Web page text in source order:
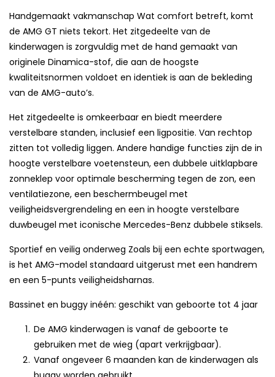
Handgemaakt vakmanschap Wat comfort betreft, komt
de AMG GT niets tekort. Het zitgedeelte van de
kinderwagen is zorgvuldig met de hand gemaakt van
originele Dinamica-stof, die aan de hoogste
kwaliteitsnormen voldoet en identiek is aan de bekleding
van de AMG-auto’s.
Het zitgedeelte is omkeerbaar en biedt meerdere
verstelbare standen, inclusief een ligpositie. Van rechtop
zitten tot volledig liggen. Andere handige functies zijn de in
hoogte verstelbare voetensteun, een dubbele uitklapbare
zonneklep voor optimale bescherming tegen de zon, een
ventilatiezone, een beschermbeugel met
veiligheidsvergrendeling en een in hoogte verstelbare
duwbeugel met iconische Mercedes-Benz dubbele stiksels.
Sportief en veilig onderweg Zoals bij een echte sportwagen,
is het AMG-model standaard uitgerust met een handrem
en een 5-punts veiligheidsharnas.
Bassinet en buggy inéén: geschikt van geboorte tot 4 jaar
De AMG kinderwagen is vanaf de geboorte te
gebruiken met de wieg (apart verkrijgbaar).
Vanaf ongeveer 6 maanden kan de kinderwagen als